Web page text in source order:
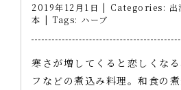
2019年12月1日 | Categories: 出
本 | Tags: ハーブ
寒さが増してくると恋しくな
フなどの煮込み料理。和食の